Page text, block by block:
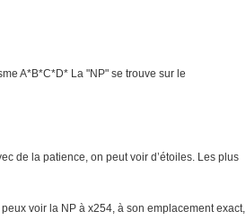
A*B*C*D* La "NP" se trouve sur le
de la patience, on peut voir d’étoiles. Les plus
voir la NP à x254, à son emplacement exact,